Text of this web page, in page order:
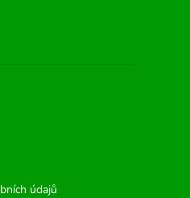
údajů